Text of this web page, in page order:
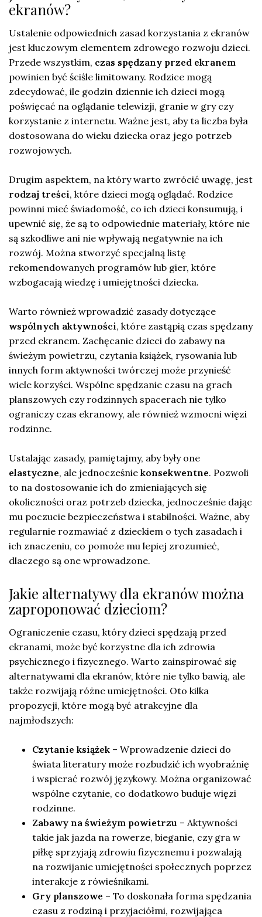
ekranów?
Ustalenie odpowiednich zasad korzystania z ekranów
jest kluczowym elementem zdrowego rozwoju dzieci.
Przede wszystkim, czas spędzany przed ekranem
powinien być ściśle limitowany. Rodzice mogą
zdecydować, ile godzin dziennie ich dzieci mogą
poświęcać na oglądanie telewizji, granie w gry czy
korzystanie z internetu. Ważne jest, aby ta liczba była
dostosowana do wieku dziecka oraz jego potrzeb
rozwojowych.
Drugim aspektem, na który warto zwrócić uwagę, jest
rodzaj treści, które dzieci mogą oglądać. Rodzice
powinni mieć świadomość, co ich dzieci konsumują, i
upewnić się, że są to odpowiednie materiały, które nie
są szkodliwe ani nie wpływają negatywnie na ich
rozwój. Można stworzyć specjalną listę
rekomendowanych programów lub gier, które
wzbogacają wiedzę i umiejętności dziecka.
Warto również wprowadzić zasady dotyczące
wspólnych aktywności, które zastąpią czas spędzany
przed ekranem. Zachęcanie dzieci do zabawy na
świeżym powietrzu, czytania książek, rysowania lub
innych form aktywności twórczej może przynieść
wiele korzyści. Wspólne spędzanie czasu na grach
planszowych czy rodzinnych spacerach nie tylko
ograniczy czas ekranowy, ale również wzmocni więzi
rodzinne.
Ustalając zasady, pamiętajmy, aby były one
elastyczne, ale jednocześnie konsekwentne. Pozwoli
to na dostosowanie ich do zmieniających się
okoliczności oraz potrzeb dziecka, jednocześnie dając
mu poczucie bezpieczeństwa i stabilności. Ważne, aby
regularnie rozmawiać z dzieckiem o tych zasadach i
ich znaczeniu, co pomoże mu lepiej zrozumieć,
dlaczego są one wprowadzone.
Jakie alternatywy dla ekranów można
zaproponować dzieciom?
Ograniczenie czasu, który dzieci spędzają przed
ekranami, może być korzystne dla ich zdrowia
psychicznego i fizycznego. Warto zainspirować się
alternatywami dla ekranów, które nie tylko bawią, ale
także rozwijają różne umiejętności. Oto kilka
propozycji, które mogą być atrakcyjne dla
najmłodszych:
Czytanie książek – Wprowadzenie dzieci do
świata literatury może rozbudzić ich wyobraźnię
i wspierać rozwój językowy. Można organizować
wspólne czytanie, co dodatkowo buduje więzi
rodzinne.
Zabawy na świeżym powietrzu – Aktywności
takie jak jazda na rowerze, bieganie, czy gra w
piłkę sprzyjają zdrowiu fizycznemu i pozwalają
na rozwijanie umiejętności społecznych poprzez
interakcje z rówieśnikami.
Gry planszowe – To doskonała forma spędzania
czasu z rodziną i przyjaciółmi, rozwijająca